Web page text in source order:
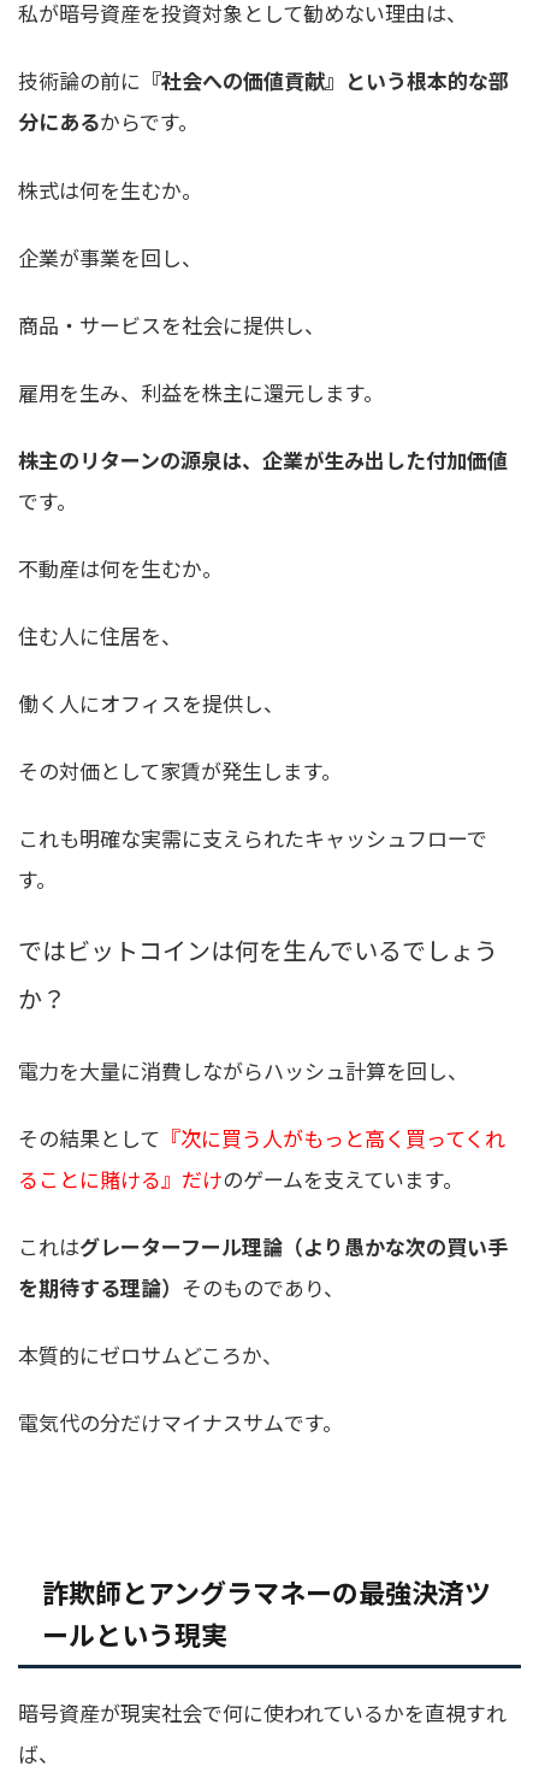
私が暗号資産を投資対象として勧めない理由は、
技術論の前に 『社会への価値貢献』という根本的な部
分にあるからです。
株式は何を生むか。
企業が事業を回し、
商品・サービスを社会に提供し、
雇用を生み、利益を株主に還元します。
株主のリターンの源泉は、企業が生み出した付加価値
です。
不動産は何を生むか。
住む人に住居を、
働く人にオフィスを提供し、
その対価として家賃が発生します。
これも明確な実需に支えられたキャッシュフローで
す。
ではビットコインは何を生んでいるでしょう
か？
電力を大量に消費しながらハッシュ計算を回し、
その結果として 『次に買う人がもっと高く買ってくれ
ることに賭ける』だけのゲームを支えています。
これはグレーターフール理論（より愚かな次の買い手
を期待する理論） そのものであり、
本質的にゼロサムどころか、
電気代の分だけマイナスサムです。
詐欺師とアングラマネーの最強決済ツ
ールという現実
暗号資産が現実社会で何に使われているかを直視すれ
ば、